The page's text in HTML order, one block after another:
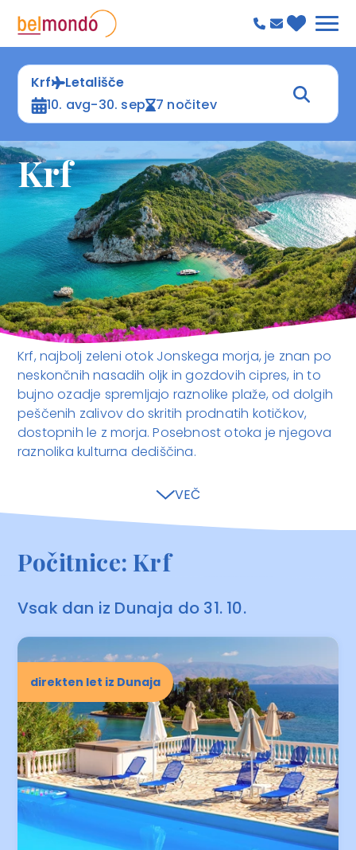
Krf
Letališče
10. avg-30. sep
7 nočitev
Krf
Krf, najbolj zeleni otok Jonskega morja, je znan po
neskončnih nasadih oljk in gozdovih cipres, in to
bujno ozadje spremljajo raznolike plaže, od dolgih
peščenih zalivov do skritih prodnatih kotičkov,
dostopnih le z morja. Posebnost otoka je njegova
raznolika kulturna dediščina.
VEČ
Počitnice: Krf
Vsak dan iz Dunaja do 31. 10.
direkten let iz Dunaja